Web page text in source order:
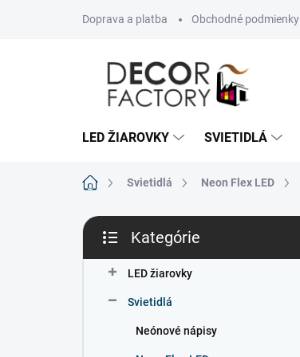
Doprava a platba Obchodné podmienky
LED ŽIAROVKY SVIETIDLÁ
DomovSvietidlá Neon Flex LED
B
č
kategórie
Kategórie
LED žiarovky
Svietidlá
Neónové nápisy